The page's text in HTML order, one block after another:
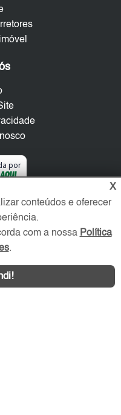
por
X
conteúdos e oferecer
com a nossa Política
.